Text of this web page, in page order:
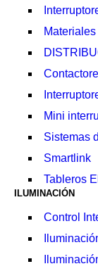
Mini
Sistemas
Smartlink
Tableros
ILUMINACIÓN
Control